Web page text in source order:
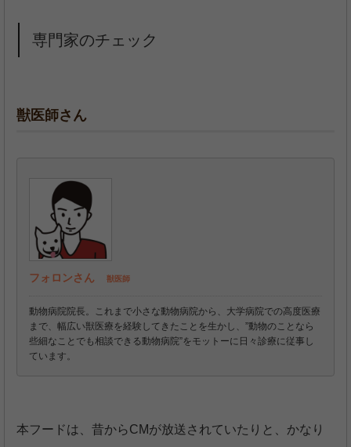
専門家のチェック
獣医師さん
フォロンさん 獣医師
動物病院院長。これまで小さな動物病院から、大学病院での高度医療
まで、幅広い獣医療を経験してきたことを生かし、”動物のことなら
些細なことでも相談できる動物病院”をモットーに日々診療に従事し
ています。
本フードは、昔からCMが放送されていたりと、かなり